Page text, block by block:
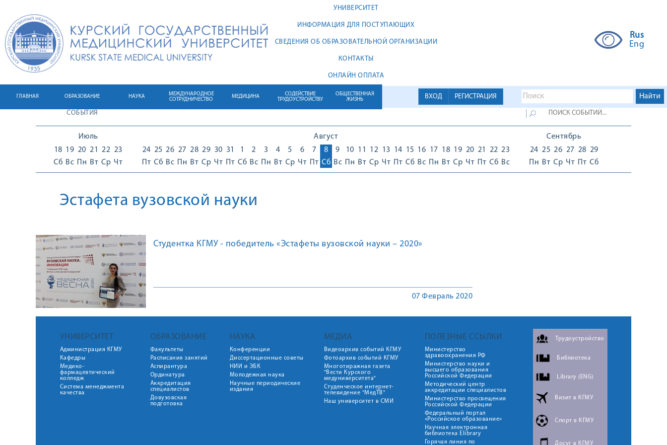
УНИВЕРСИТЕТ
ИНФОРМАЦИЯ ДЛЯ ПОСТУПАЮЩИХ
СВЕДЕНИЯ ОБ ОБРАЗОВАТЕЛЬНОЙ ОРГАНИЗАЦИИ
КОНТАКТЫ
ОНЛАЙН ОПЛАТА
Rus
Eng
ВХОД РЕГИСТРАЦИЯ
ГЛАВНАЯ ОБРАЗОВАНИЕ НАУКА
МЕЖДУНАРОДНОЕ
СОТРУДНИЧЕСТВО
МЕДИЦИНА
СОДЕЙСТВИЕ
ТРУДОУСТРОЙСТВУ
ОБЩЕСТВЕННАЯ
ЖИЗНЬ
СОБЫТИЯ
Июль
18
Сб
19
Вс
20
Пн
21
Вт
22
Ср
23
Чт
Август
24
Пт
25
Сб
26
Вс
27
Пн
28
Вт
29
Ср
30
Чт
31
Пт
1
Сб
2
Вс
3
Пн
4
Вт
5
Ср
6
Чт
7
Пт
8
Сб
9
Вс
10
Пн
11
Вт
12
Ср
13
Чт
14
Пт
15
Сб
16
Вс
17
Пн
18
Вт
19
Ср
20
Чт
21
Пт
22
Сб
23
Вс
Сентябрь
24
Пн
25
Вт
26
Ср
27
Чт
28
Пт
29
Сб
Эстафета вузовской науки
Студентка КГМУ - победитель «Эстафеты вузовской науки – 2020»
07 Февраль 2020
УНИВЕРСИТЕТ
Администрация КГМУ
Кафедры
Медико-
фармацевтический
колледж
Система менеджмента
качества
ОБРАЗОВАНИЕ
Факультеты
Расписания занятий
Аспирантура
Ординатура
Аккредитация
специалистов
Довузовская
подготовка
НАУКА
Конференции
Диссертационные советы
НИИ и ЭБК
Молодежная наука
Научные периодические
издания
МЕДИА
Видеоархив событий КГМУ
Фотоархив событий КГМУ
Многотиражная газета
"Вести Курского
медуниверситета"
Студенческое интернет-
телевидение "МедТВ"
Наш университет в СМИ
ПОЛЕЗНЫЕ ССЫЛКИ
Министерство
здравоохранения РФ
Министерство науки и
высшего образования
Российской Федерации
Методический центр
аккредитации специалистов
Министерство просвещения
Российской Федерации
Федеральный портал
«Российское образование»
Научная электронная
библиотека Elibrary
Горячая линия по
Трудоустройство
Библиотека
Library (ENG)
Визит в КГМУ
Спорт в КГМУ
Досуг в КГМУ